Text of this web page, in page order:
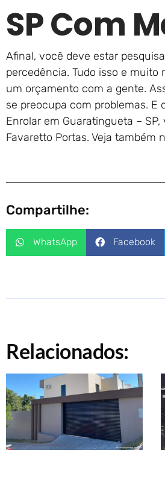
SP Com
Afinal, você deve estar
percedência. Tudo isso e
um orçamento com a gente.
se preocupa com problemas.
Enrolar em Guaratingueta –
Favaretto Portas. Veja também
Compartilhe:
WhatsApp Facebook
Relacionados: